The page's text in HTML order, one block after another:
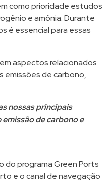
como prioridade estudos
e amônia. Durante
é essencial para essas
aspectos relacionados
emissões de carbono,
nossas principais
de carbono e
do programa Green Ports
e o canal de navegação